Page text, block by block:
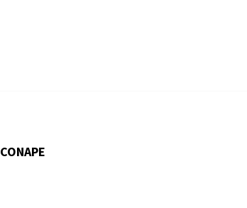
CONAPE